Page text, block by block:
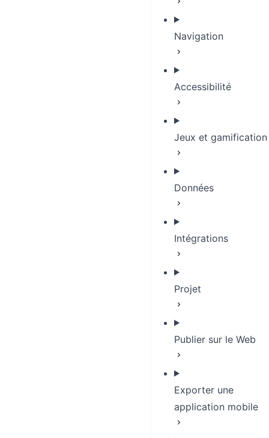
Navigation
Accessibilité
Jeux et gamification
Données
Intégrations
Projet
Publier sur le Web
Exporter une
application mobile